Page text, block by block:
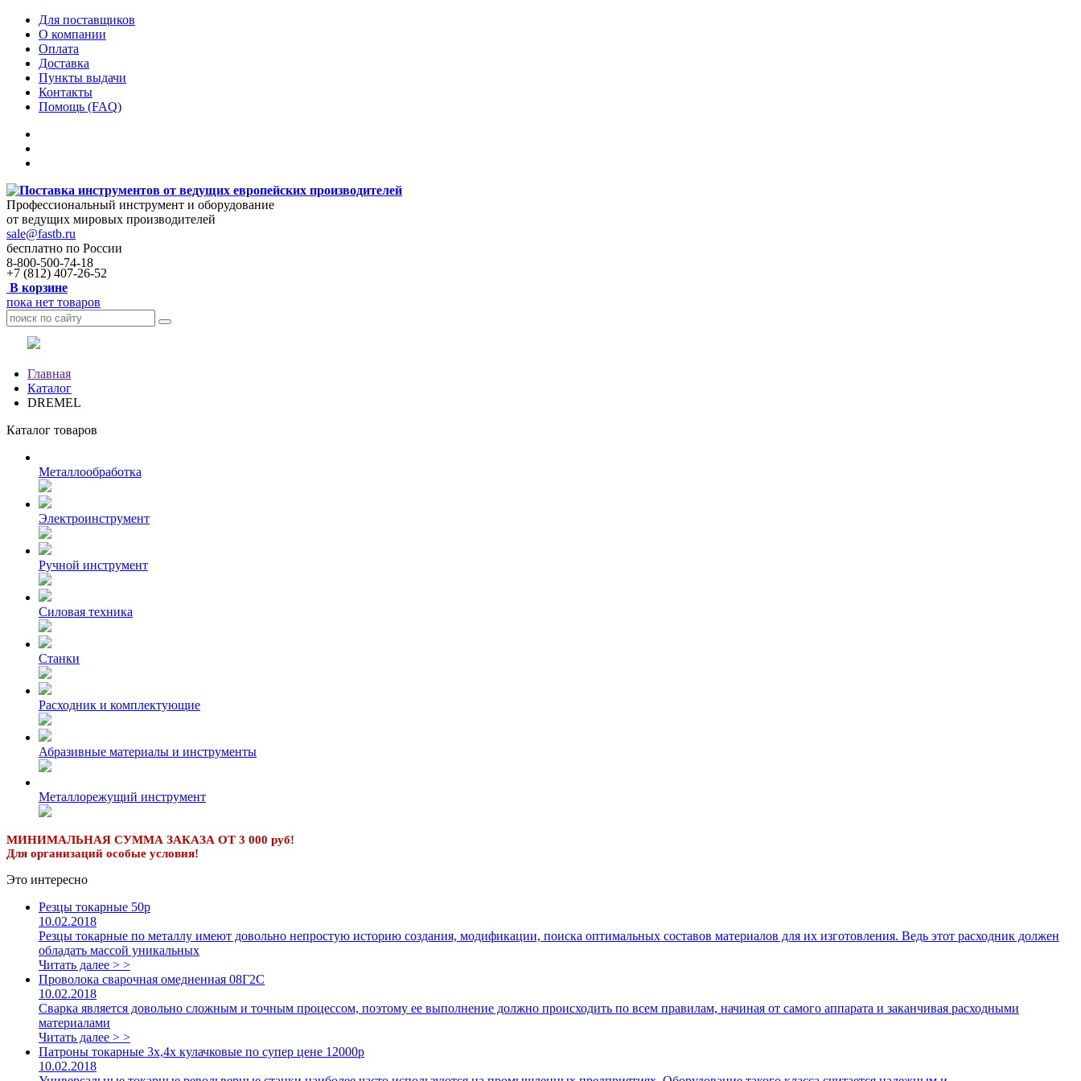
Для поставщиков
О компании
Оплата
Доставка
Пункты выдачи
Контакты
Помощь (FAQ)
Профессиональный инструмент и оборудование
от ведущих мировых производителей
sale@fastb.ru
бесплатно по России
8-800-500-74-18
+7 (812) 407-26-52
В корзине
пока нет товаров
Главная
Каталог
DREMEL
Каталог товаров
Металлообработка
Электроинструмент
Ручной инструмент
Силовая техника
Станки
Расходник и комплектующие
Абразивные материалы и инструменты
Металлорежущий инструмент
МИНИМАЛЬНАЯ СУММА ЗАКАЗА ОТ 3 000 руб!
Для организаций особые условия!
Это интересно
Резцы токарные 50р
10.02.2018
Резцы токарные по металлу имеют довольно непростую историю создания, модификации, поиска оптимальных составов материалов для их изготовления. Ведь этот расходник должен
обладать массой уникальных
Читать далее > >
Проволока сварочная омедненная 08Г2С
10.02.2018
Сварка является довольно сложным и точным процессом, поэтому ее выполнение должно происходить по всем правилам, начиная от самого аппарата и заканчивая расходными
материалами
Читать далее > >
Патроны токарные 3х,4х кулачковые по супер цене 12000р
10.02.2018